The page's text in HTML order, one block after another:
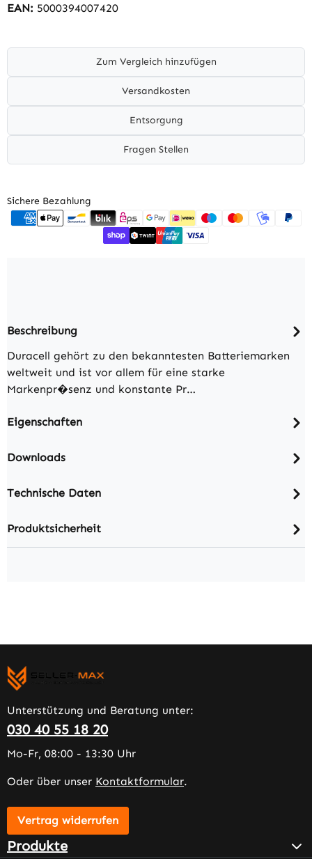
EAN: 5000394007420
Zum Vergleich hinzufügen
Versandkosten
Entsorgung
Fragen Stellen
Sichere Bezahlung
Beschreibung
Duracell gehört zu den bekanntesten Batteriemarken
weltweit und ist vor allem für eine starke
Markenpr�senz und konstante Pr…
Eigenschaften
Downloads
Technische Daten
Produktsicherheit
Unterstützung und Beratung unter:
030 40 55 18 20
Mo-Fr, 08:00 - 13:30 Uhr
Oder über unser Kontaktformular.
Vertrag widerrufen
Produkte